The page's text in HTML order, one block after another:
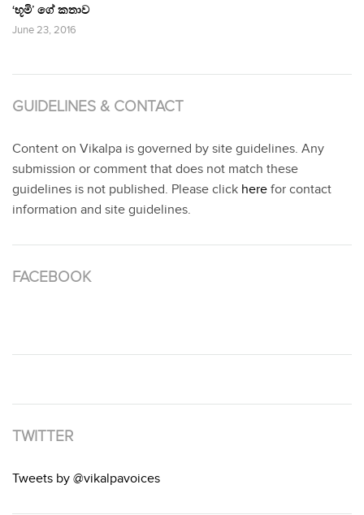
‘භූමි’ ගේ කතාව
June 23, 2016
GUIDELINES & CONTACT
Content on Vikalpa is governed by site guidelines. Any
submission or comment that does not match these
guidelines is not published. Please click here for contact
information and site guidelines.
FACEBOOK
TWITTER
Tweets by @vikalpavoices